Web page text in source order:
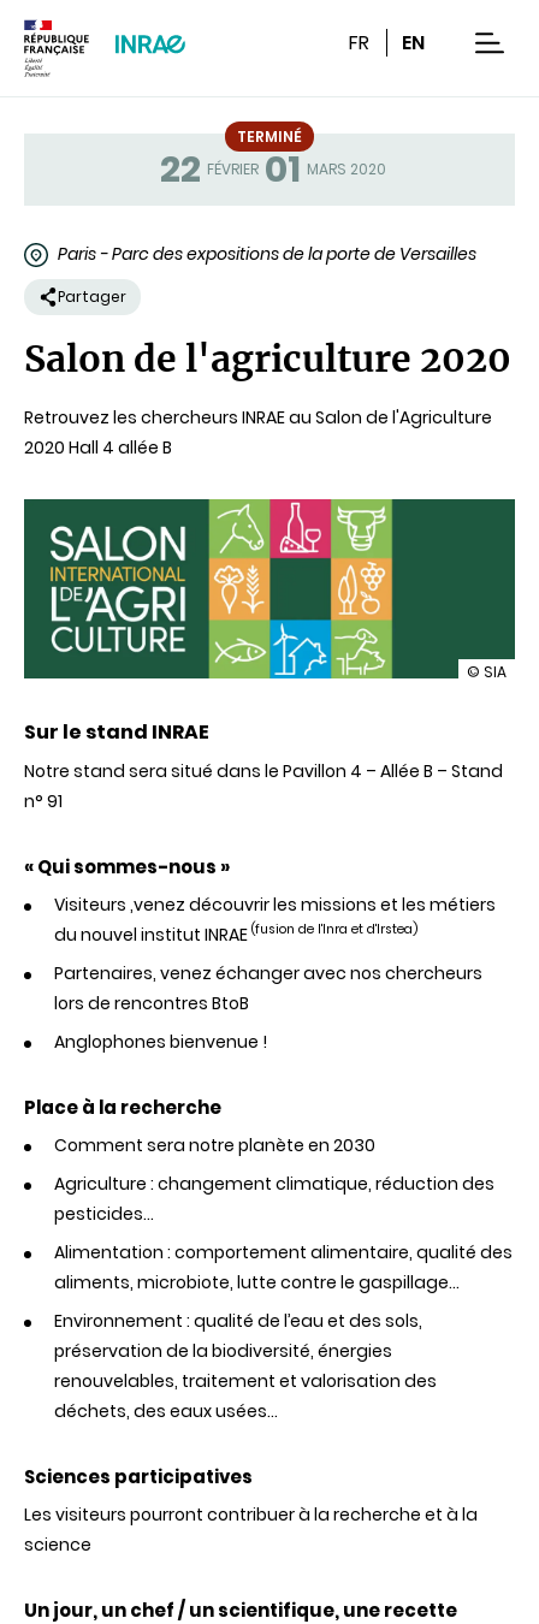
FR EN
22 FÉVRIER 01 MARS 2020
Statut
TERMINÉ
Paris - Parc des expositions de la porte de Versailles
Partager
Salon de l'agriculture 2020
Retrouvez les chercheurs INRAE au Salon de l'Agriculture
2020 Hall 4 allée B
© SIA
Sur le stand INRAE
Notre stand sera situé dans le Pavillon 4 – Allée B – Stand
n° 91
« Qui sommes-nous »
Visiteurs ,venez découvrir les missions et les métiers
du nouvel institut INRAE (fusion de l'Inra et d'Irstea)
Partenaires, venez échanger avec nos chercheurs
lors de rencontres BtoB
Anglophones bienvenue !
Place à la recherche
Comment sera notre planète en 2030
Agriculture : changement climatique, réduction des
pesticides…
Alimentation : comportement alimentaire, qualité des
aliments, microbiote, lutte contre le gaspillage…
Environnement : qualité de l’eau et des sols,
préservation de la biodiversité, énergies
renouvelables, traitement et valorisation des
déchets, des eaux usées…
Sciences participatives
Les visiteurs pourront contribuer à la recherche et à la
science
Un jour, un chef / un scientifique, une recette